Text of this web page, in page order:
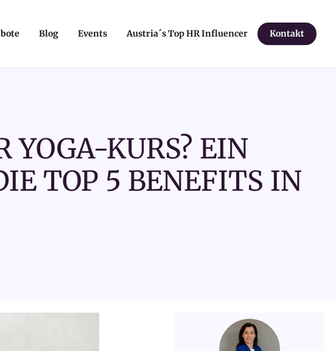
Blog Events Austria´s Top HR Influencer Kontakt
YOGA-KURS? EIN
TOP 5 BENEFITS IN